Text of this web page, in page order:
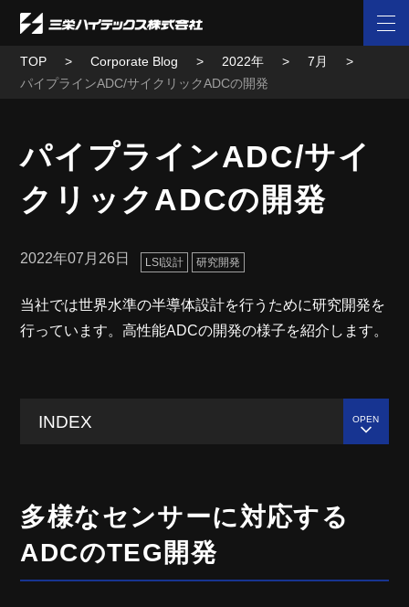
TOP Corporate Blog 2022年
7月
パイプラインADC/サイクリックADCの開発
パイプラインADC/サイ
クリックADCの開発
2022年07月26日 LSI設計 研究開発
当社では世界水準の半導体設計を行うために研究開発を
行っています。高性能ADCの開発の様子を紹介します。
INDEX
多様なセンサーに対応する
ADCのTEG開発